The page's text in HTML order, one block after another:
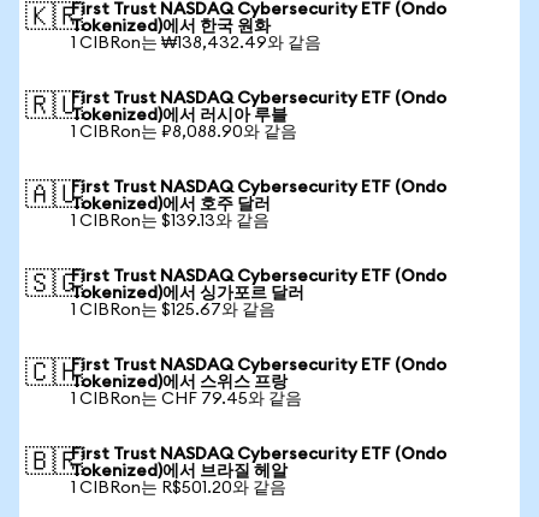
🇰🇷First Trust NASDAQ Cybersecurity ETF (Ondo
Tokenized)에서 한국 원화
1 CIBRon는 ₩138,432.49와 같음
🇷🇺First Trust NASDAQ Cybersecurity ETF (Ondo
Tokenized)에서 러시아 루블
1 CIBRon는 ₽8,088.90와 같음
🇦🇺First Trust NASDAQ Cybersecurity ETF (Ondo
Tokenized)에서 호주 달러
1 CIBRon는 $139.13와 같음
🇸🇬First Trust NASDAQ Cybersecurity ETF (Ondo
Tokenized)에서 싱가포르 달러
1 CIBRon는 $125.67와 같음
🇨🇭First Trust NASDAQ Cybersecurity ETF (Ondo
Tokenized)에서 스위스 프랑
1 CIBRon는 CHF 79.45와 같음
🇧🇷First Trust NASDAQ Cybersecurity ETF (Ondo
Tokenized)에서 브라질 헤알
1 CIBRon는 R$501.20와 같음